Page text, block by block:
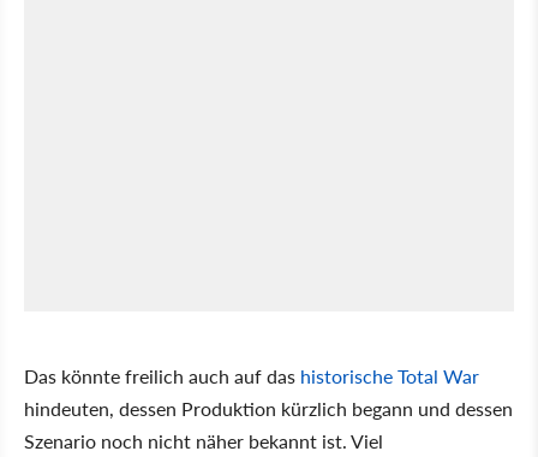
Das könnte freilich auch auf das historische Total War
hindeuten, dessen Produktion kürzlich begann und dessen
Szenario noch nicht näher bekannt ist. Viel